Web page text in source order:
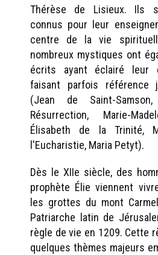
Thérèse de Lisieux. Ils
connus pour leur
centre de la vie
nombreux mystiques ont
écrits ayant éclairé leur
faisant parfois référence
(Jean de Saint-
Résurrection, Marie-
Élisabeth de la Trinité,
l'Eucharistie, Maria Petyt).
Dès le XIIe siècle, des
prophète Élie viennent
les grottes du mont
Patriarche latin de
règle de vie en 1209. Cette
quelques thèmes majeurs